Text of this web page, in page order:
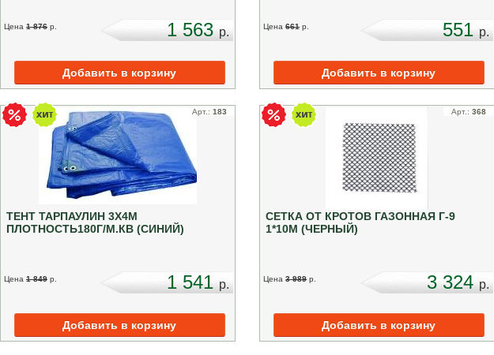
Цена 1 876 p. 1 563p. Цена 661 p. 551p.
Арт.: 183
ТЕНТ ТАРПАУЛИН 3Х4М
ПЛОТНОСТЬ180Г/М.КВ (СИНИЙ)
Цена 1 849 p. 1 541p.
Арт.:368
СЕТКА ОТ КРОТОВ ГАЗОННАЯ Г-9
1*10М (ЧЕРНЫЙ)
Цена 3 989 p. 3 324p.